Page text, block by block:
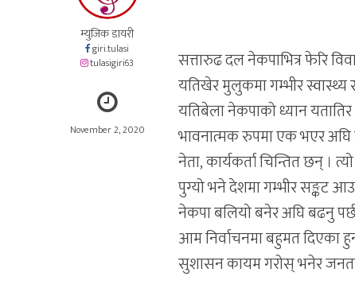
म्युजिक डायरी
giri.tulasi
tulasigiri63
November 2, 2020
सत्तारुढ दल नेकपाभित्र फेरि
यतिखेर मुलुकमा गम्भीर
यतिबेला नेकपाको ध्यान यतातिर
भावनात्मक रुपमा एक भएर
नेता, कार्यकर्ता चिन्तित छन् ।
पुग्यो भने देशमा गम्भीर सङ्कट
नेकपा बलियो बनेर अघि बढनु
आम निर्वाचनमा बहुमत दिएका
सुशासन कायम गरोस् भनेर